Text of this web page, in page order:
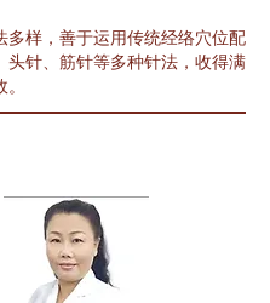
多样，善于运用传统经络穴位配
头针、筋针等多种针法，收得满